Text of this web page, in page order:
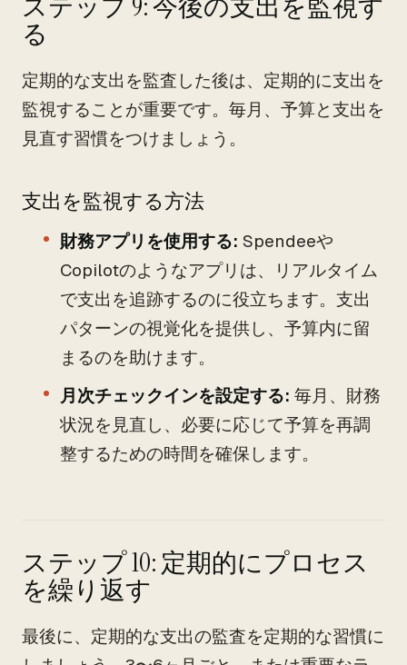
ステップ 9: 今後の支出を監視す
る
定期的な支出を監査した後は、定期的に支出を
監視することが重要です。毎月、予算と支出を
見直す習慣をつけましょう。
支出を監視する方法
財務アプリを使用する: Spendeeや
Copilotのようなアプリは、リアルタイム
で支出を追跡するのに役立ちます。支出
パターンの視覚化を提供し、予算内に留
まるのを助けます。
月次チェックインを設定する: 毎月、財務
状況を見直し、必要に応じて予算を再調
整するための時間を確保します。
ステップ 10: 定期的にプロセス
を繰り返す
最後に、定期的な支出の監査を定期的な習慣に